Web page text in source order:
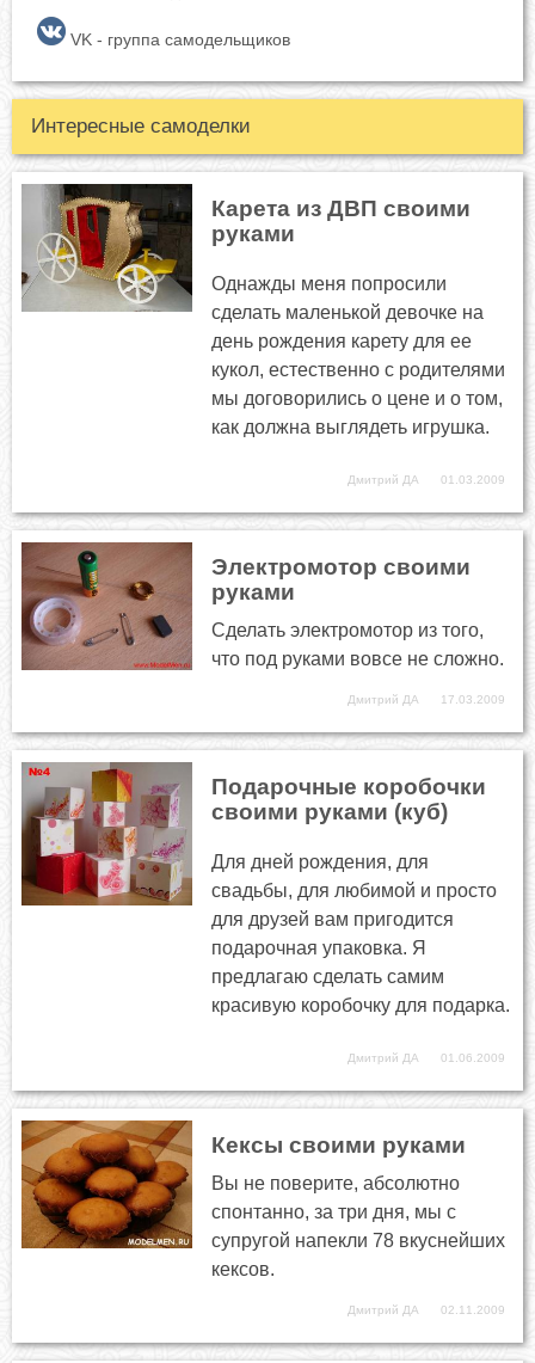
VK - группа самодельщиков
Интересные самоделки
Карета из ДВП своими
руками
Однажды меня попросили
сделать маленькой девочке на
день рождения карету для ее
кукол, естественно с родителями
мы договорились о цене и о том,
как должна выглядеть игрушка.
Дмитрий ДА 01.03.2009
Электромотор своими
руками
Сделать электромотор из того,
что под руками вовсе не сложно.
Дмитрий ДА 17.03.2009
Подарочные коробочки
своими руками (куб)
Для дней рождения, для
свадьбы, для любимой и просто
для друзей вам пригодится
подарочная упаковка. Я
предлагаю сделать самим
красивую коробочку для подарка.
Дмитрий ДА 01.06.2009
Кексы своими руками
Вы не поверите, абсолютно
спонтанно, за три дня, мы с
супругой напекли 78 вкуснейших
кексов.
Дмитрий ДА 02.11.2009